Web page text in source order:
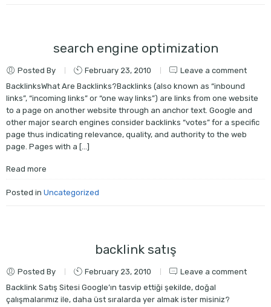
search engine optimization
Posted By February 23, 2010
Leave a comment
BacklinksWhat Are Backlinks?Backlinks (also known as “inbound
links”, “incoming links” or “one way links”) are links from one website
to a page on another website through an anchor text. Google and
other major search engines consider backlinks “votes” for a specific
page thus indicating relevance, quality, and authority to the web
page. Pages with a […]
Read more
Posted in Uncategorized
backlink satış
Posted By February 23, 2010
Leave a comment
Backlink Satış Sitesi Google’ın tasvip ettiği şekilde, doğal
çalışmalarımız ile, daha üst sıralarda yer almak ister misiniz?